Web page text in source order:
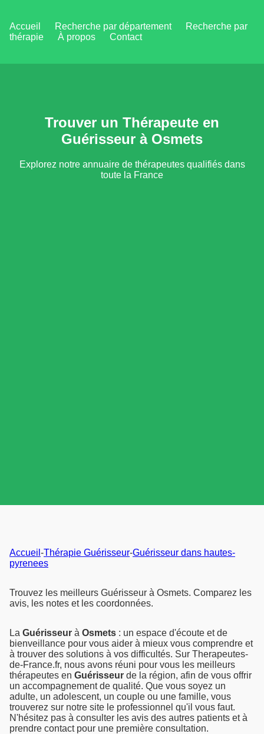
Accueil Recherche par département
Recherche par
thérapie
À propos Contact
Trouver un Thérapeute en
Guérisseur à Osmets
Explorez notre annuaire de thérapeutes qualifiés dans
toute la France
Accueil -Thérapie Guérisseur-Guérisseur dans hautes-
pyrenees
Trouvez les meilleurs Guérisseur à Osmets. Comparez les
avis, les notes et les coordonnées.
La Guérisseur à Osmets : un espace d'écoute et de
bienveillance pour vous aider à mieux vous comprendre et
à trouver des solutions à vos difficultés. Sur Therapeutes-
de-France.fr, nous avons réuni pour vous les meilleurs
thérapeutes en Guérisseur de la région, afin de vous offrir
un accompagnement de qualité. Que vous soyez un
adulte, un adolescent, un couple ou une famille, vous
trouverez sur notre site le professionnel qu'il vous faut.
N'hésitez pas à consulter les avis des autres patients et à
prendre contact pour une première consultation.